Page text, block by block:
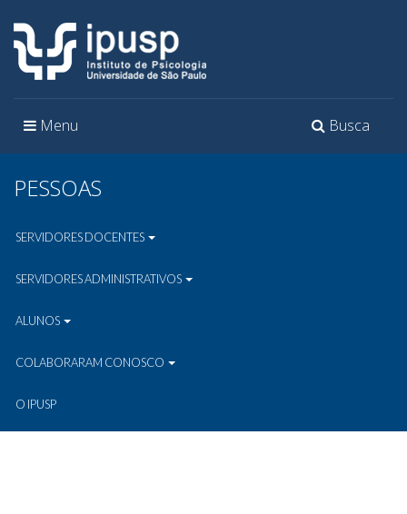
Toggle
Busca
Toggle
Menu
PESSOAS
SERVIDORES DOCENTES
SERVIDORES ADMINISTRATIVOS
ALUNOS
COLABORARAM CONOSCO
O IPUSP